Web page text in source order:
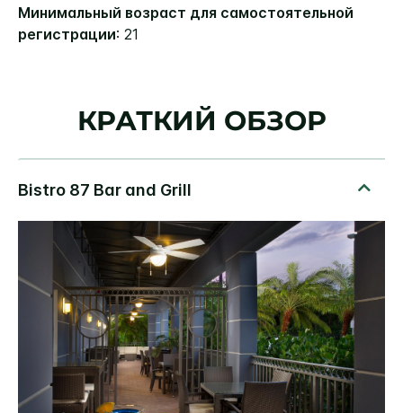
Минимальный возраст для самостоятельной
регистрации: 21
КРАТКИЙ ОБЗОР